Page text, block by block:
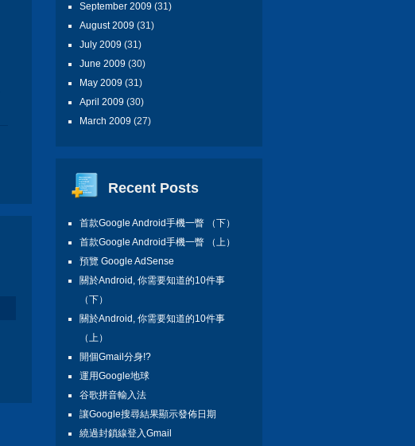
September 2009 (31)
August 2009 (31)
July 2009 (31)
June 2009 (30)
May 2009 (31)
April 2009 (30)
March 2009 (27)
Recent Posts
首款Google Android手機一瞥 （下）
首款Google Android手機一瞥 （上）
預覽 Google AdSense
關於Android, 你需要知道的10件事
（下）
關於Android, 你需要知道的10件事
（上）
開個Gmail分身!?
運用Google地球
谷歌拼音輸入法
讓Google搜尋結果顯示發佈日期
繞過封鎖線登入Gmail